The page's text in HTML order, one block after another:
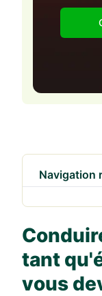
Navigation
tant
vous